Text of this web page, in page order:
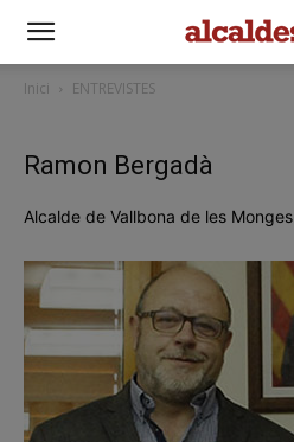
Inici ENTREVISTES
Ramon Bergadà
Alcalde de Vallbona de les Monges